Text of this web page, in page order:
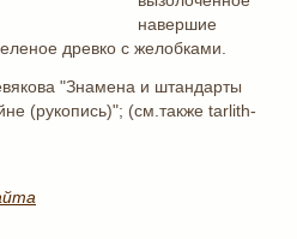
навершие
древко с желобками.
"Знамена и штандарты
(рукопись)"; (см.также tarlith-